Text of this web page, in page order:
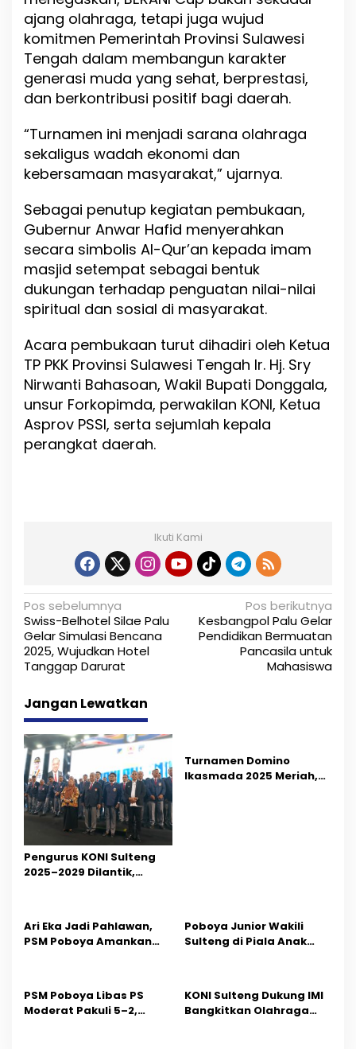
ajang olahraga, tetapi juga wujud
komitmen Pemerintah Provinsi Sulawesi
Tengah dalam membangun karakter
generasi muda yang sehat, berprestasi,
dan berkontribusi positif bagi daerah.
“Turnamen ini menjadi sarana olahraga
sekaligus wadah ekonomi dan
kebersamaan masyarakat,” ujarnya.
Sebagai penutup kegiatan pembukaan,
Gubernur Anwar Hafid menyerahkan
secara simbolis Al-Qur’an kepada imam
masjid setempat sebagai bentuk
dukungan terhadap penguatan nilai-nilai
spiritual dan sosial di masyarakat.
Acara pembukaan turut dihadiri oleh Ketua
TP PKK Provinsi Sulawesi Tengah Ir. Hj. Sry
Nirwanti Bahasoan, Wakil Bupati Donggala,
unsur Forkopimda, perwakilan KONI, Ketua
Asprov PSSI, serta sejumlah kepala
perangkat daerah.
Ikuti Kami
N
a
v
g
a
s
i
p
o
s
Pos sebelumnya
Swiss-Belhotel Silae Palu
Gelar Simulasi Bencana
2025, Wujudkan Hotel
Tanggap Darurat
Pos berikutnya
Kesbangpol Palu Gelar
Pendidikan Bermuatan
Pancasila untuk
Mahasiswa
Jangan Lewatkan
Pengurus KONI Sulteng
2025–2029 Dilantik,
Turnamen Domino
Ikasmada 2025 Meriah,
Ari Eka Jadi Pahlawan,
PSM Poboya Amankan
Poboya Junior Wakili
Sulteng di Piala Anak
PSM Poboya Libas PS
Moderat Pakuli 5–2,
KONI Sulteng Dukung IMI
Bangkitkan Olahraga